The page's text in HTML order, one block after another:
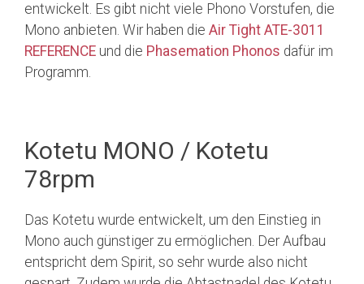
entwickelt. Es gibt nicht viele Phono Vorstufen, die
Mono anbieten. Wir haben die Air Tight ATE-3011
REFERENCE und die Phasemation Phonos dafür im
Programm.
Kotetu MONO / Kotetu
78rpm
Das Kotetu wurde entwickelt, um den Einstieg in
Mono auch günstiger zu ermöglichen. Der Aufbau
entspricht dem Spirit, so sehr wurde also nicht